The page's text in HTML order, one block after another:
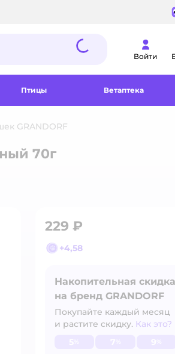
Войти
Птицы Ветаптека
GRANDORF
70г
229 ₽
+4,58
Накопительная скидка
на бренд GRANDORF
Покупайте каждый месяц
и растите скидку. Как это?
Узнать больше